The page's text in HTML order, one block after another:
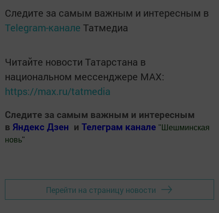
Следите за самым важным и интересным в
Telegram-канале Татмедиа
Читайте новости Татарстана в
национальном мессенджере MАХ:
https://max.ru/tatmedia
Следите за самым важным и интересным
в Яндекс Дзен и Телеграм канале " Шешминская
новь"
Перейти на страницу новости